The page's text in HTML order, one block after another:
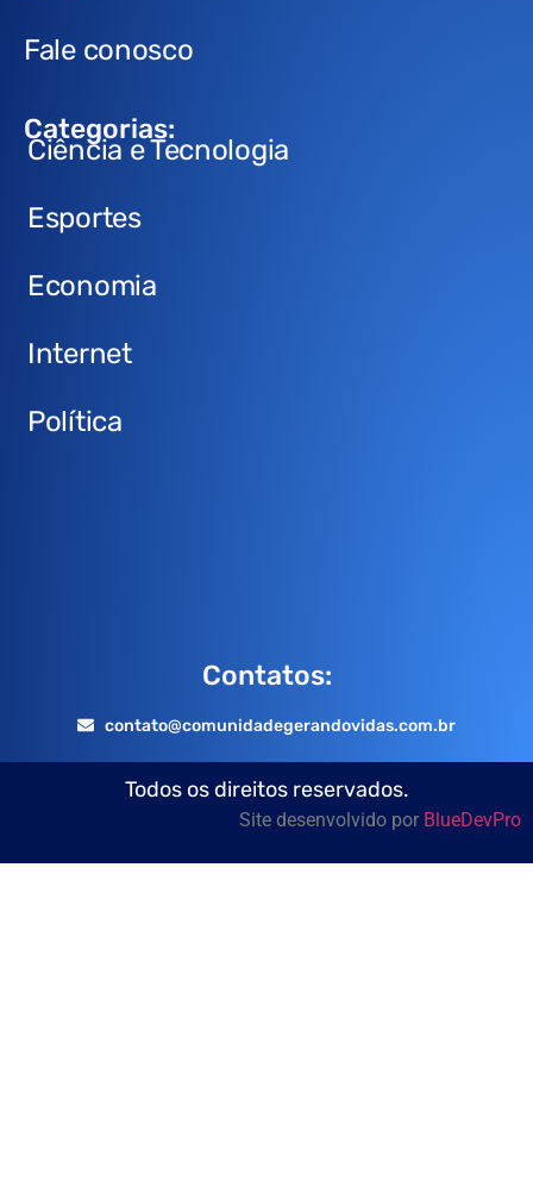
Fale conosco
Categorias:
Ciência e Tecnologia
Esportes
Economia
Internet
Política
Contatos:
contato@comunidadegerandovidas.com.br
Todos os direitos reservados.
Site desenvolvido por BlueDevPro